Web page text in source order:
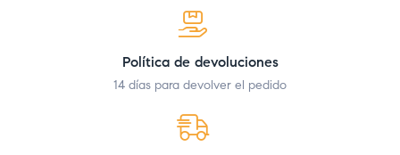
Política de devoluciones
14 días para devolver el pedido